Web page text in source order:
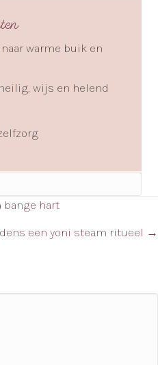
warme buik en
wijs en helend
hart
een yoni steam ritueel →